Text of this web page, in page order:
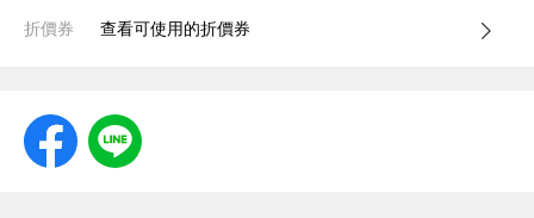
折價券 查看可使用的折價券